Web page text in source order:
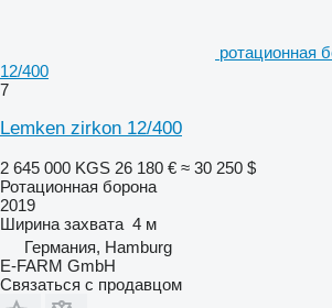
ротационная
12/400
7
Lemken zirkon 12/400
2 645 000 KGS 26 180 € ≈ 30 250 $
Ротационная борона
2019
Ширина захвата 4 м
Германия, Hamburg
E-FARM GmbH
Связаться с продавцом